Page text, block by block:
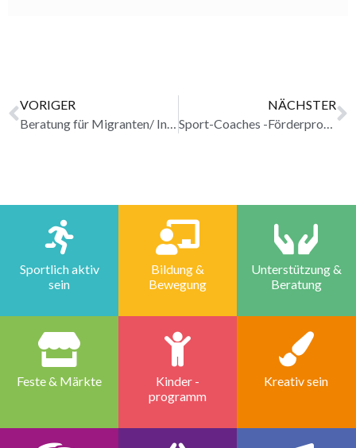
VORIGER
Beratung für Migranten/ Integrationsberatung im Rheingau erledigt
NÄCHSTER
Sport-Coaches -Förderprogramm „Sport und Flüchtlinge“ im Rheingau erledigt
Sportlich aktiv
sein
Bildung &
Bewegung
Unterstützung &
Beratung
Feste & Märkte
Kinder -
programm
Kreativ sein